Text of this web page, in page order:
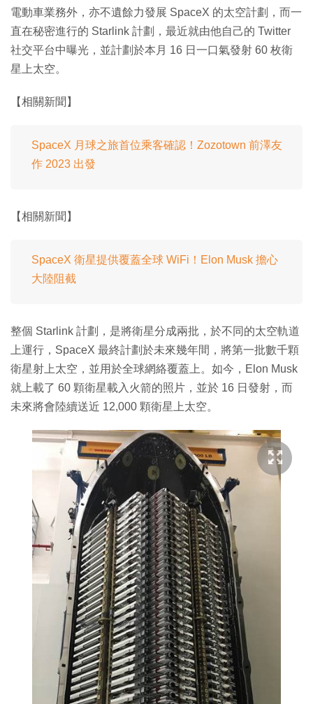
電動車業務外，亦不遺餘力發展 SpaceX 的太空計劃，而一
直在秘密進行的 Starlink 計劃，最近就由他自己的 Twitter
社交平台中曝光，並計劃於本月 16 日一口氣發射 60 枚衛
星上太空。
【相關新聞】
SpaceX 月球之旅首位乘客確認！Zozotown 前澤友
作 2023 出發
【相關新聞】
SpaceX 衛星提供覆蓋全球 WiFi！Elon Musk 擔心
大陸阻截
整個 Starlink 計劃，是將衛星分成兩批，於不同的太空軌道
上運行，SpaceX 最終計劃於未來幾年間，將第一批數千顆
衛星射上太空，並用於全球網絡覆蓋上。如今，Elon Musk
就上載了 60 顆衛星載入火箭的照片，並於 16 日發射，而
未來將會陸續送近 12,000 顆衛星上太空。